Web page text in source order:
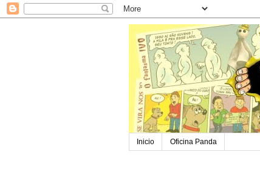
Inicio Oficina Panda